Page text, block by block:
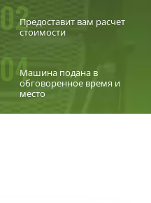
02Предоставит вам расчет
стоимости
04Машина подана в
обговоренное время и
место